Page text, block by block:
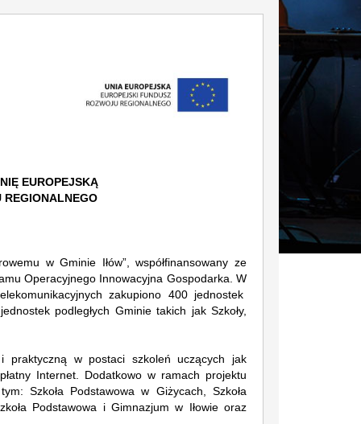
29 18
EUROPEJSKĄ
REGIONALNEGO
w Gminie Iłów”, współfinansowany ze
Operacyjnego Innowacyjna Gospodarka. W
zakupiono 400 jednostek
podległych Gminie takich jak Szkoły,
praktyczną w postaci szkoleń uczących jak
Internet. Dodatkowo w ramach projektu
Szkoła Podstawowa w Giżycach, Szkoła
Podstawowa i Gimnazjum w Iłowie oraz